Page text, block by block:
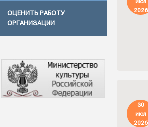
ОЦЕНИТЬ РАБОТУ
ОРГАНИЗАЦИИ
2026
30
июл
2026